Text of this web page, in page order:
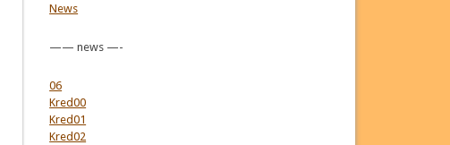
News
—— news —-
06
Kred00
Kred01
Kred02